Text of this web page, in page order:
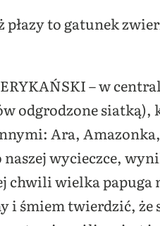
płazy to gatunek
– w
odgrodzone siatką),
Ara,
wycieczce,
chwili wielka
i śmiem twierdzić, że